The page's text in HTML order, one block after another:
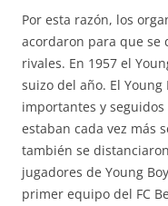
Por esta razón, los
acordaron para que se
rivales. En 1957 el
suizo del año. El
importantes y
estaban cada vez más
también se
jugadores de Young
primer equipo del FC